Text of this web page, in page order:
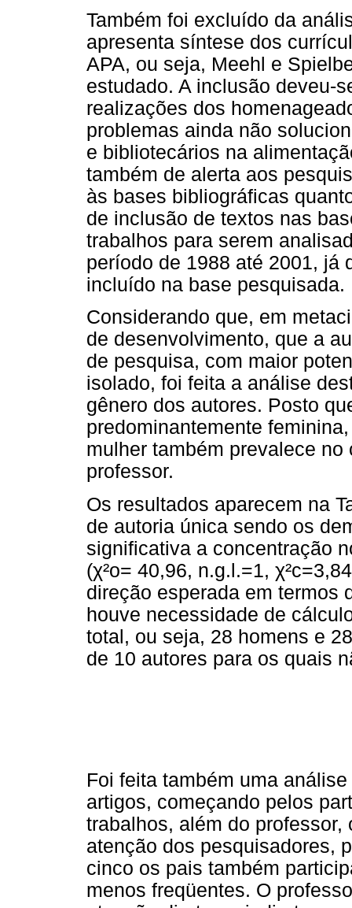
Também foi excluído da
apresenta síntese dos
APA, ou seja, Meehl e
estudado. A inclusão deveu-
realizações dos
problemas ainda não
e bibliotecários na
também de alerta aos
às bases bibliográficas
de inclusão de textos nas
trabalhos para serem
período de 1988 até 2001, já
incluído na base pesquisada.
Considerando que, em
de desenvolvimento, que a
de pesquisa, com maior
isolado, foi feita a análise
gênero dos autores. Posto
predominantemente
mulher também prevalece
professor.
Os resultados aparecem na
de autoria única sendo os
significativa a concentração
(χ²o= 40,96, n.g.l.=1,
direção esperada em termos
houve necessidade de
total, ou seja, 28 homens e
de 10 autores para os quais
Foi feita também uma
artigos, começando pelos
trabalhos, além do
atenção dos pesquisadores,
cinco os pais também
menos freqüentes. O